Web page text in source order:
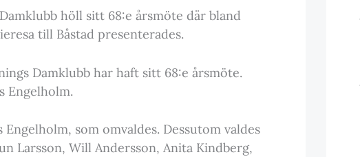
höll sitt 68:e årsmöte där bland
till Båstad presenterades.
Damklubb har haft sitt 68:e årsmöte.
Engelholm.
som omvaldes. Dessutom valdes
Larsson, Will Andersson, Anita Kindberg,